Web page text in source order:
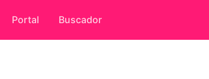
Portal Buscador